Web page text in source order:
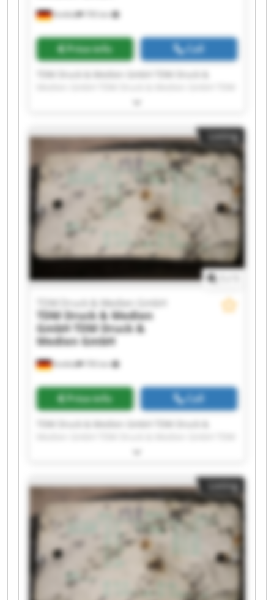
Krefeld 795 km
Price info Call
Druck & Medien GmbH TDM Druck & Medien
Medien GmbH TDM Druck & Medien GmbH TDM
Druck & Medien GmbH TDM Druck & Medien
GmbH TDM Druck & Medien GmbH TDM Druck &
Medien GmbH TDM Druck & Medien GmbH TDM
Druck & Medien GmbH TDM Druck & Medien
GmbH TDM Druck & Medien GmbH TDM Druck &
Medien GmbH TDM Druck & Medien GmbH TDM
Druck & Medien GmbH TDM Druck & Medien
GmbH
Listing
Krefeld 795 km
TDM Druck & Medien GmbH
TDM Druck & Medien
GmbH TDM Druck &
Medien GmbH
Price info Call
Druck & Medien GmbH TDM Druck & Medien
Medien GmbH TDM Druck & Medien GmbH TDM
Druck & Medien GmbH TDM Druck & Medien
GmbH TDM Druck & Medien GmbH TDM Druck &
Medien GmbH TDM Druck & Medien GmbH TDM
Druck & Medien GmbH TDM Druck & Medien
GmbH TDM Druck & Medien GmbH TDM Druck &
Medien GmbH TDM Druck & Medien GmbH TDM
Druck & Medien GmbH TDM Druck & Medien
GmbH
Listing